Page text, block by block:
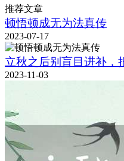
推荐文章
顿悟顿成无为法真传
2023-07-17
立秋之后别盲目进补，
2023-11-03